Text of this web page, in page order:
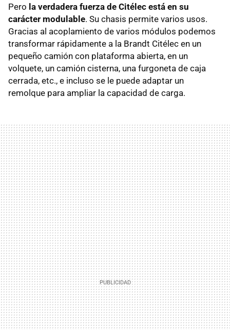
Pero la verdadera fuerza de Citélec está en su
carácter modulable. Su chasis permite varios usos.
Gracias al acoplamiento de varios módulos podemos
transformar rápidamente a la Brandt Citélec en un
pequeño camión con plataforma abierta, en un
volquete, un camión cisterna, una furgoneta de caja
cerrada, etc., e incluso se le puede adaptar un
remolque para ampliar la capacidad de carga.